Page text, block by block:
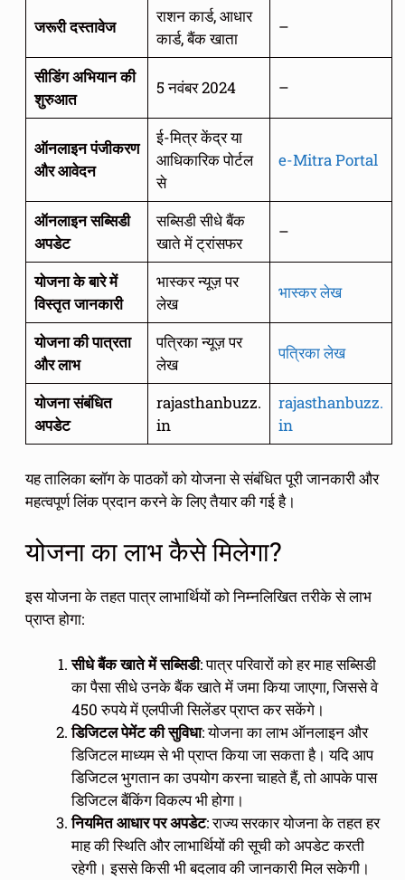
जरूरी दस्तावेज
राशन कार्ड, आधार
कार्ड, बैंक खाता
–
सीडिंग अभियान की
शुरुआत
5 नवंबर 2024 –
ऑनलाइन पंजीकरण
और आवेदन
ई-मित्र केंद्र या
आधिकारिक पोर्टल
से
e-Mitra Portal
ऑनलाइन सब्सिडी
अपडेट
सब्सिडी सीधे बैंक
खाते में ट्रांसफर
–
योजना के बारे में
विस्तृत जानकारी
भास्कर न्यूज़ पर
लेख
भास्कर लेख
योजना की पात्रता
और लाभ
पत्रिका न्यूज़ पर
लेख
पत्रिका लेख
योजना संबंधित
अपडेट
rajasthanbuzz.
in
rajasthanbuzz.
in
यह तालिका ब्लॉग के पाठकों को योजना से संबंधित पूरी जानकारी और
महत्वपूर्ण लिंक प्रदान करने के लिए तैयार की गई है।
योजना का लाभ कैसे मिलेगा?
इस योजना के तहत पात्र लाभार्थियों को निम्नलिखित तरीके से लाभ
प्राप्त होगा:
सीधे बैंक खाते में सब्सिडी: पात्र परिवारों को हर माह सब्सिडी
का पैसा सीधे उनके बैंक खाते में जमा किया जाएगा, जिससे वे
450 रुपये में एलपीजी सिलेंडर प्राप्त कर सकेंगे।
डिजिटल पेमेंट की सुविधा: योजना का लाभ ऑनलाइन और
डिजिटल माध्यम से भी प्राप्त किया जा सकता है। यदि आप
डिजिटल भुगतान का उपयोग करना चाहते हैं, तो आपके पास
डिजिटल बैंकिंग विकल्प भी होगा।
नियमित आधार पर अपडेट: राज्य सरकार योजना के तहत हर
माह की स्थिति और लाभार्थियों की सूची को अपडेट करती
रहेगी। इससे किसी भी बदलाव की जानकारी मिल सकेगी।